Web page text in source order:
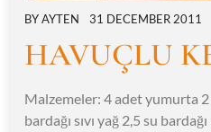
BYAYTEN 31 DECEMBER 2011
HAVUÇLU
Malzemeler: 4 adet yumurta 2
bardağı sıvı yağ 2,5 su